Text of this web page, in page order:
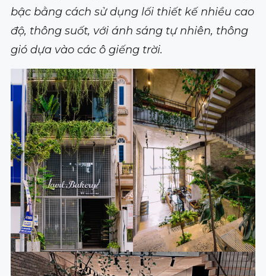
bậc bằng cách sử dụng lối thiết kế nhiều cao
độ, thông suốt, với ánh sáng tự nhiên, thông
gió dựa vào các ô giếng trời.